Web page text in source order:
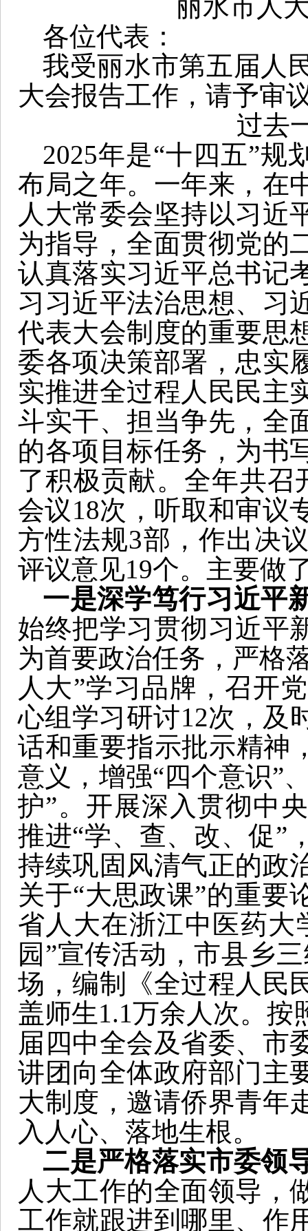
丽水市人
各位代表：
我受丽水市第五届人
大会报告工作，请予审
过去
2025年是“十四五”规
布局之年。一年来，在
人大常委会坚持以习近
为指导，全面贯彻党的
认真落实习近平总书记
习习近平法治思想、习
代表大会制度的重要思
委各项决策部署，忠实
实推进全过程人民民主
斗实干、担当争先，全
的各项目标任务，为书
了积极贡献。全年共召
会议18次，听取和审议
方性法规3部，作出决
评议意见19个。主要做
一是深学笃行习近平
始终把学习贯彻习近平
为首要政治任务，严格
人大”学习品牌，召开
心组学习研讨12次，及
话和重要指示批示精神
意义，增强“四个意识”
护”。开展深入贯彻中
推进“学、查、改、促”
持续巩固风清气正的政
关于“大思政课”的重要
省人大在浙江中医药大
园”宣传活动，市县乡
场，编制《全过程人民
盖师生1.1万余人次。
届四中全会及省委、市
讲团向全体政府部门主
大制度，邀请侨界青年
入人心、落地生根。
二是严格落实市委领
人大工作的全面领导，
工作就跟进到哪里、作